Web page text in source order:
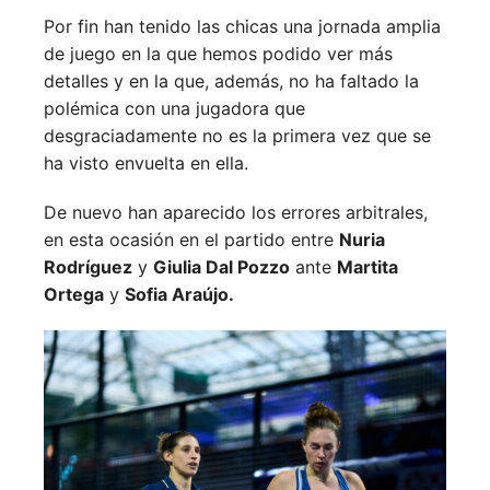
Por fin han tenido las chicas una jornada amplia
de juego en la que hemos podido ver más
detalles y en la que, además, no ha faltado la
polémica con una jugadora que
desgraciadamente no es la primera vez que se
ha visto envuelta en ella.
De nuevo han aparecido los errores arbitrales,
en esta ocasión en el partido entre Nuria
Rodríguez y Giulia Dal Pozzo ante Martita
Ortega y Sofia Araújo.